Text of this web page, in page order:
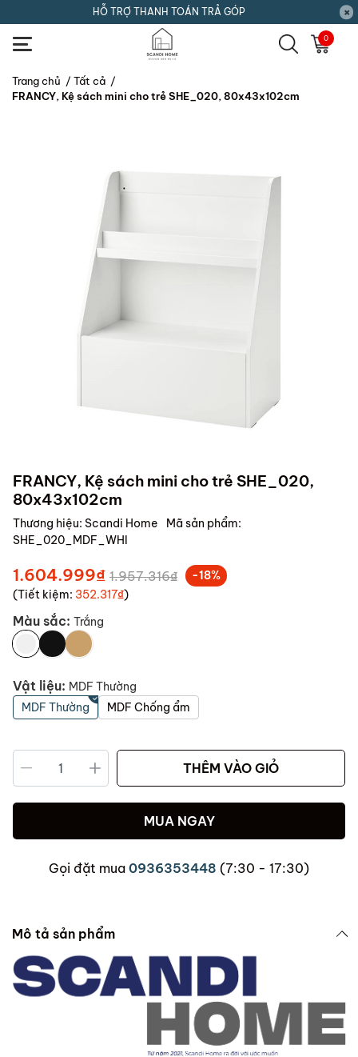
HỖ TRỢ THANH TOÁN TRẢ GÓP
0
Trang chủ / Tất cả /
FRANCY, Kệ sách mini cho trẻ SHE_020, 80x43x102cm
FRANCY, Kệ sách mini cho trẻ SHE_020,
80x43x102cm
Thương hiệu: Scandi Home
Mã sản phẩm:
SHE_020_MDF_WHI
1.604.999₫ 1.957.316₫
-18%
(Tiết kiệm: 352.317₫)
Màu sắc: Trắng
Vật liệu: MDF Thường
MDF Thường
MDF Chống ẩm
THÊM VÀO GIỎ
MUA NGAY
Gọi đặt mua 0936353448 (7:30 - 17:30)
Mô tả sản phẩm